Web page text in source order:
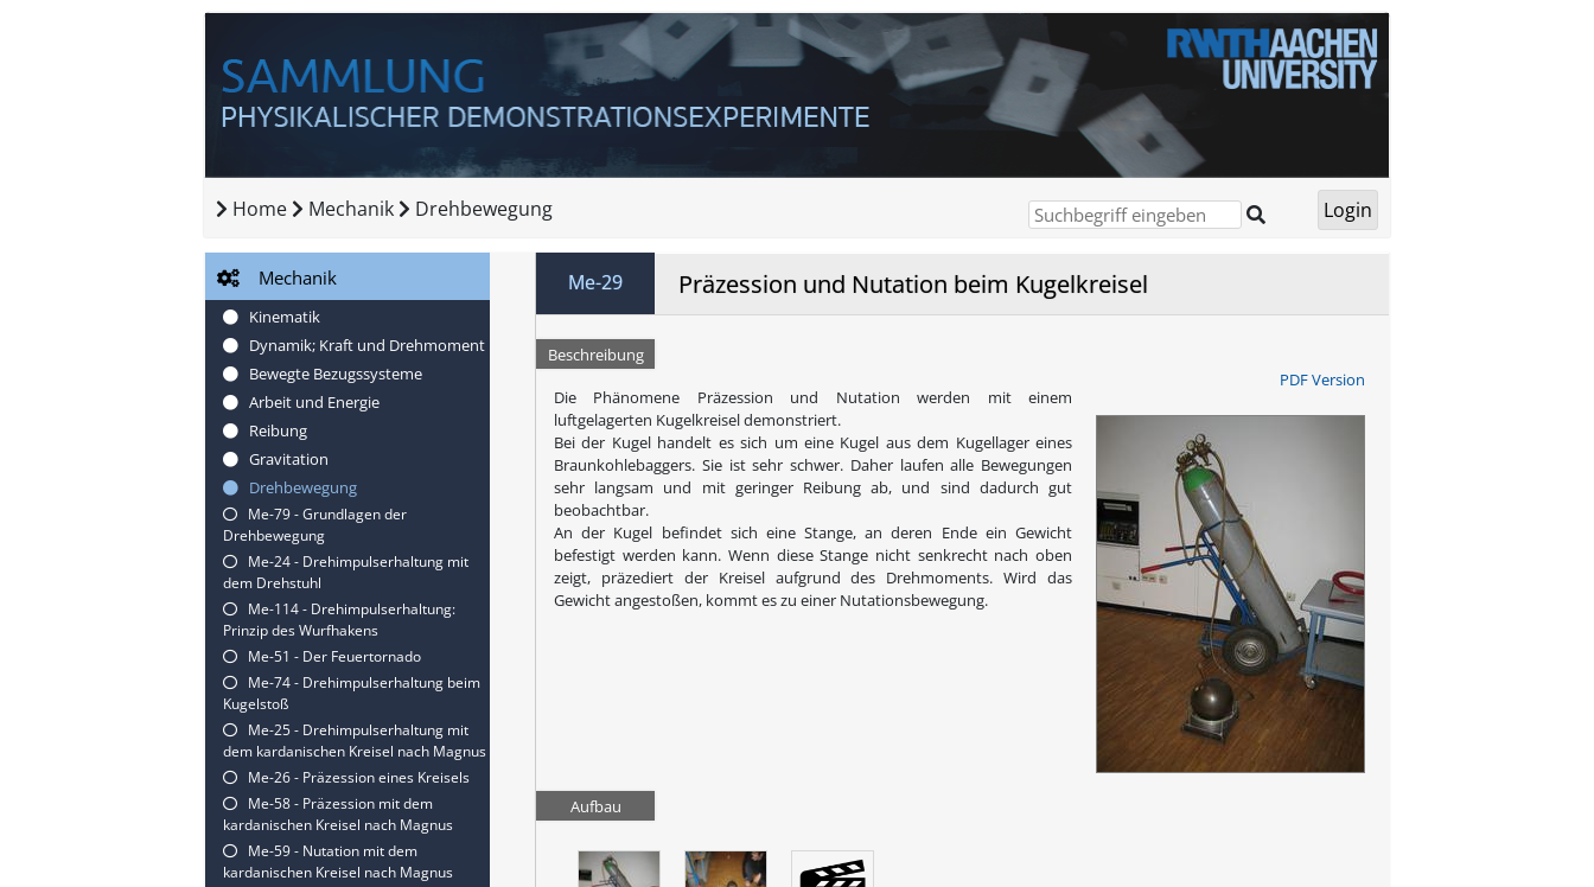
Home Mechanik Drehbewegung
Mechanik
Kinematik
Dynamik; Kraft und Drehmoment
Bewegte Bezugssysteme
Arbeit und Energie
Reibung
Gravitation
Drehbewegung
Me-79 - Grundlagen der
Drehbewegung
Me-24 - Drehimpulserhaltung mit
dem Drehstuhl
Me-114 - Drehimpulserhaltung:
Prinzip des Wurfhakens
Me-51 - Der Feuertornado
Me-74 - Drehimpulserhaltung beim
Kugelstoß
Me-25 - Drehimpulserhaltung mit
dem kardanischen Kreisel nach Magnus
Me-26 - Präzession eines Kreisels
Me-58 - Präzession mit dem
kardanischen Kreisel nach Magnus
Me-59 - Nutation mit dem
kardanischen Kreisel nach Magnus
Me-29 Präzession und Nutation beim Kugelkreisel
Beschreibung
PDF Version
Die Phänomene Präzession und Nutation werden mit einem
luftgelagerten Kugelkreisel demonstriert.
Bei der Kugel handelt es sich um eine Kugel aus dem Kugellager eines
Braunkohlebaggers. Sie ist sehr schwer. Daher laufen alle Bewegungen
sehr langsam und mit geringer Reibung ab, und sind dadurch gut
beobachtbar.
An der Kugel befindet sich eine Stange, an deren Ende ein Gewicht
befestigt werden kann. Wenn diese Stange nicht senkrecht nach oben
zeigt, präzediert der Kreisel aufgrund des Drehmoments. Wird das
Gewicht angestoßen, kommt es zu einer Nutationsbewegung.
Aufbau